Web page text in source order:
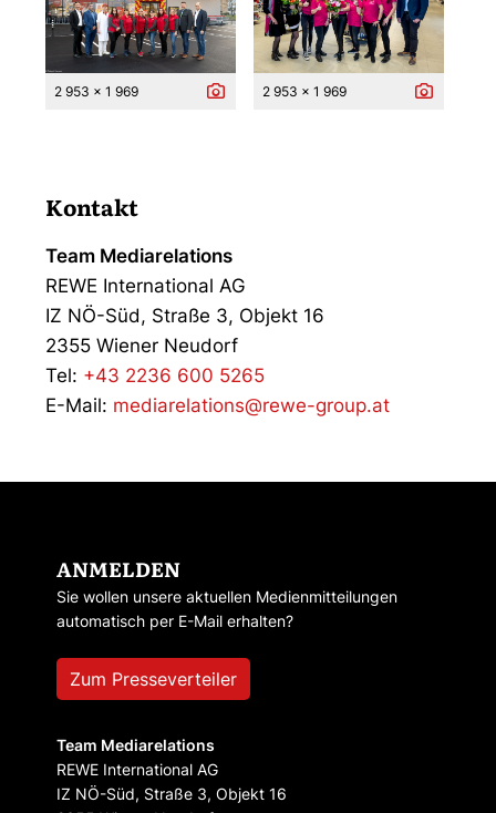
2 953 x 1 969 2 953 x 1 969
Kontakt
Team Mediarelations
REWE International AG
IZ NÖ-Süd, Straße 3, Objekt 16
2355 Wiener Neudorf
Tel: +43 2236 600 5265
E-Mail: mediarelations@rewe-group.at
ANMELDEN
Sie wollen unsere aktuellen Medienmitteilungen
automatisch per E-Mail erhalten?
Zum Presseverteiler
Team Mediarelations
REWE International AG
IZ NÖ-Süd, Straße 3, Objekt 16